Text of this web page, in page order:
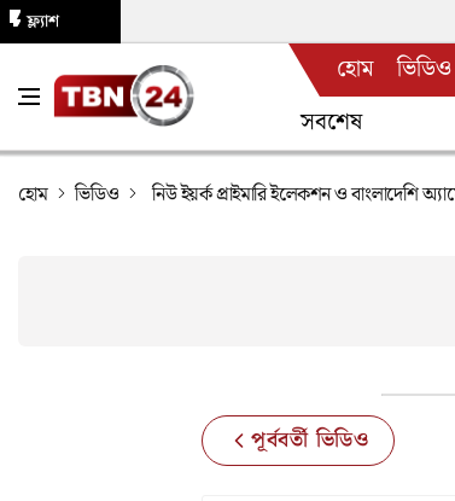
ফ্ল্যাশ
হোম ভিডিও
সবশেষ
হোম ভিডিও নিউ ইয়র্ক প্রাইমারি ইলেকশন ও
পূর্ববর্তী ভিডিও